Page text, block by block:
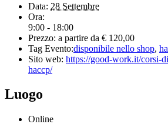
Data: 28 Settembre
Ora:
9:00 - 18:00
Prezzo: a partire da € 120,00
Tag Evento:disponibile nello shop,
Sito web: https://good-work.it/corsi-
haccp/
Luogo
Online